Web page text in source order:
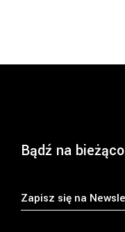
Bądź na bieżąco